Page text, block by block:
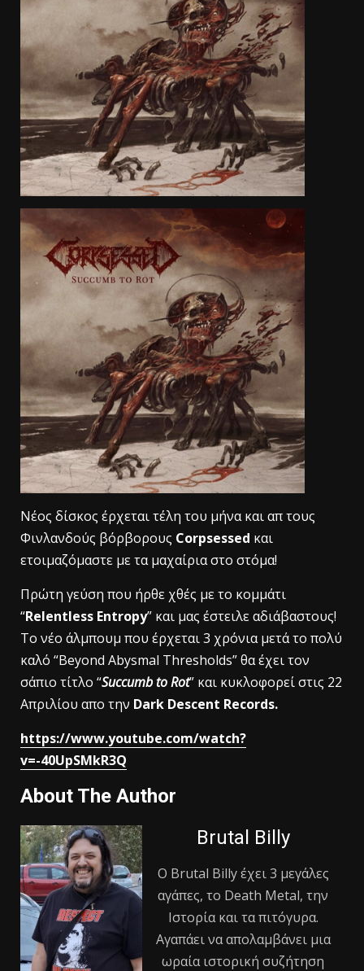
Nέος δίσκος έρχεται τέλη του μήνα και απ τους
Φινλανδούς βόρβορους Corpsessed και
ετοιμαζόμαστε με τα μαχαίρια στο στόμα!
Πρώτη γεύση που ήρθε χθές με το κομμάτι
“Relentless Entropy” και μας έστειλε αδιάβαστους!
Το νέο άλμπουμ που έρχεται 3 χρόνια μετά το πολύ
καλό “Beyond Abysmal Thresholds” θα έχει τον
σάπιο τίτλο “Succumb to Rot” και κυκλοφορεί στις 22
Απριλίου απο την Dark Descent Records.
https://www.youtube.com/watch?
v=-40UpSMkR3Q
About The Author
Brutal Billy
Ο Βrutal Βilly έχει 3 μεγάλες
αγάπες, το Death Metal, την
Ιστορία και τα πιτόγυρα.
Αγαπάει να απολαμβάνει μια
ωραία ιστορική συζήτηση